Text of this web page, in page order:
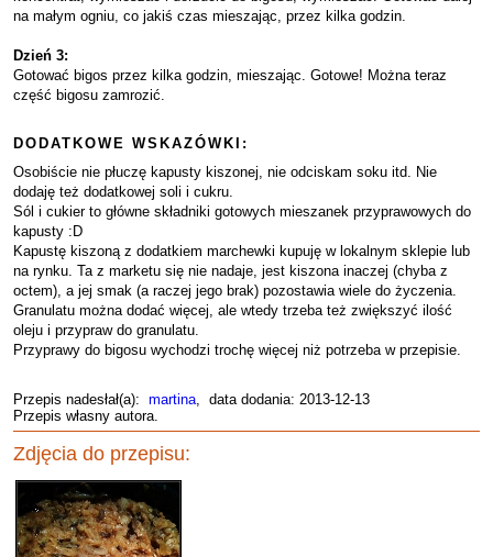
na małym ogniu, co jakiś czas mieszając, przez kilka godzin.
Dzień 3:
Gotować bigos przez kilka godzin, mieszając. Gotowe! Można teraz
część bigosu zamrozić.
DODATKOWE WSKAZÓWKI:
Osobiście nie płuczę kapusty kiszonej, nie odciskam soku itd. Nie
dodaję też dodatkowej soli i cukru.
Sól i cukier to główne składniki gotowych mieszanek przyprawowych do
kapusty :D
Kapustę kiszoną z dodatkiem marchewki kupuję w lokalnym sklepie lub
na rynku. Ta z marketu się nie nadaje, jest kiszona inaczej (chyba z
octem), a jej smak (a raczej jego brak) pozostawia wiele do życzenia.
Granulatu można dodać więcej, ale wtedy trzeba też zwiększyć ilość
oleju i przypraw do granulatu.
Przyprawy do bigosu wychodzi trochę więcej niż potrzeba w przepisie.
Przepis nadesłał(a): martina, data dodania: 2013-12-13
Przepis własny autora.
Zdjęcia do przepisu: